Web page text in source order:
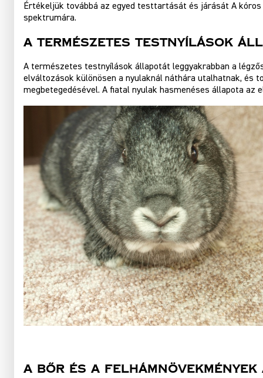
Értékeljük továbbá az egyed testtartását és járását A
spektrumára.
A Természetes Testnyílások
A természetes testnyílások állapotát leggyakrabban a
elváltozások különösen a nyulaknál náthára utalhatnak, és
megbetegedésével. A fiatal nyulak hasmenéses állapota az
A Bőr És A